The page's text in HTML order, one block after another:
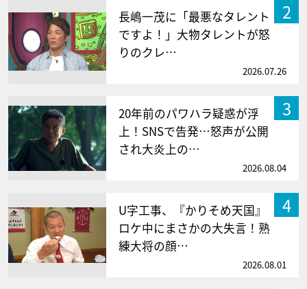
2
長嶋一茂に「最悪なタレント
ですよ！」大物タレントが怒
りのクレ…
2026.07.26
3
20年前のパワハラ疑惑が浮
上！SNSで告発…怒声が公開
され大炎上の…
2026.08.04
4
U字工事、『かりそめ天国』
ロケ中にまさかの大失言！熟
練大将の顔…
2026.08.01